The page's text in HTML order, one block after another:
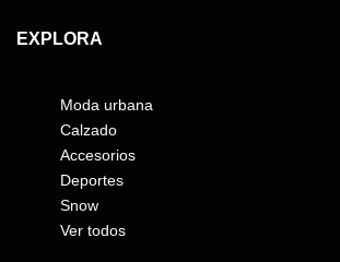
EXPLORA
Moda urbana
Calzado
Accesorios
Deportes
Snow
Ver todos